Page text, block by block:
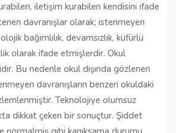
iletişim kurabilen kendisini ifade
davranışlar olarak; istenmeyen
bağımlılık, devamsızlık, küfürlü
olarak ifade etmişlerdir. Okul
Bu nedenle okul dışında gözlenen
davranışların benzeri okuldaki
Teknolojiye olumsuz
dikkat çeken bir sonuçtur. Şiddet